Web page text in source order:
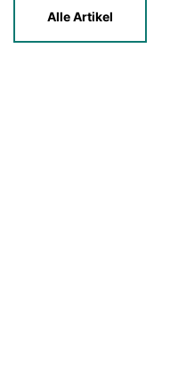
Alle Artikel